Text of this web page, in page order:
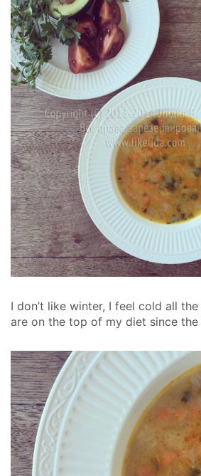
I don’t like winter, I feel cold all
are on the top of my diet since